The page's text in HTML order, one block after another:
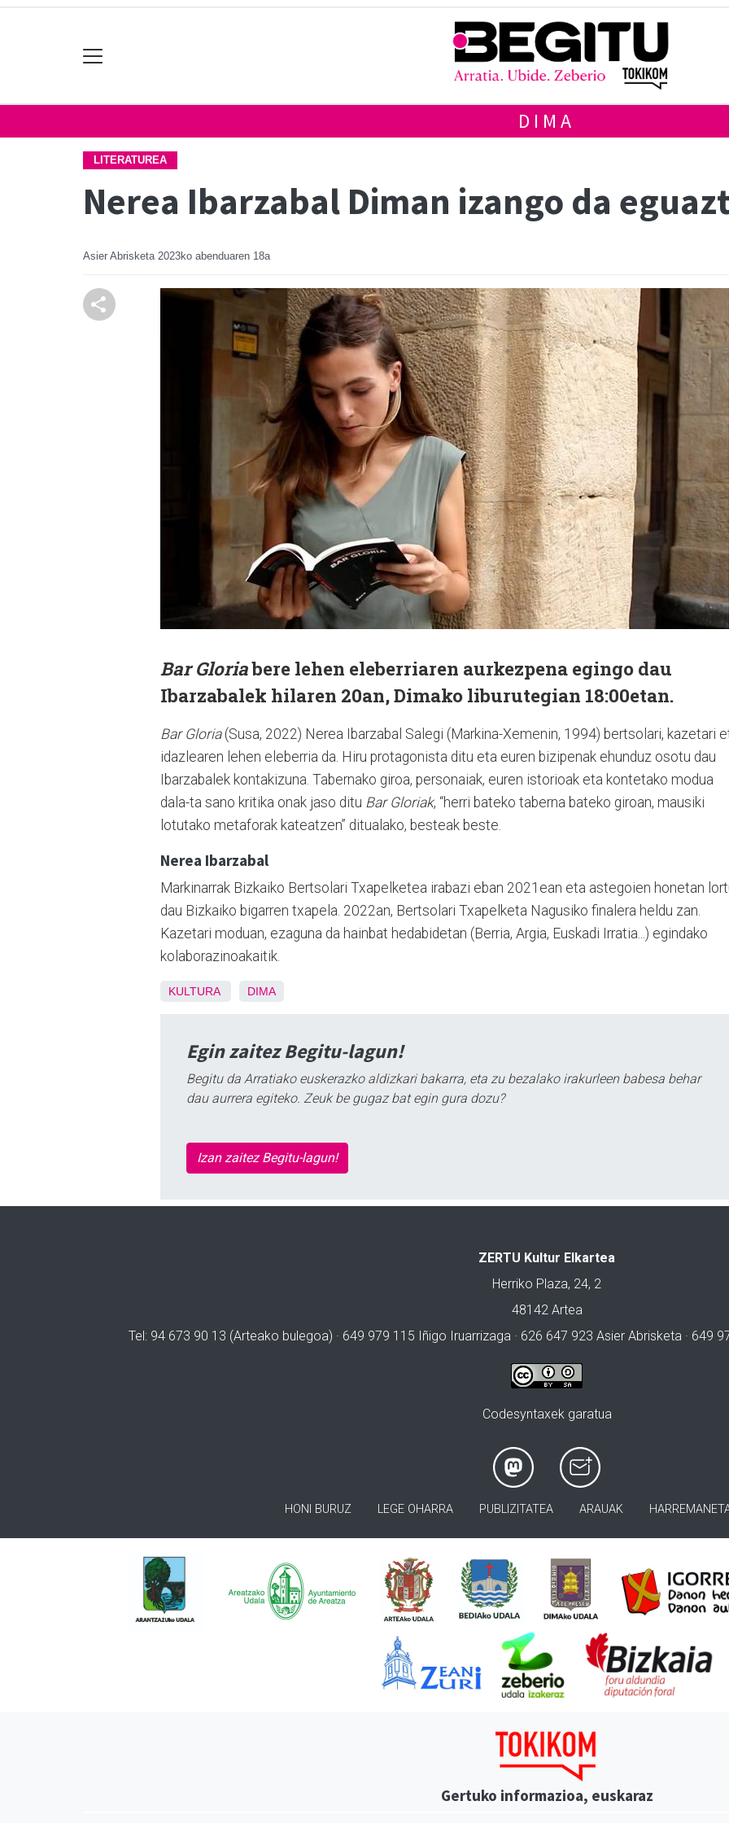
DIMA
LITERATUREA
Nerea Ibarzabal Diman izango da
Asier Abrisketa 2023ko abenduaren 18a
Bar Gloriabere lehen eleberriaren aurkezpena egingo dau
Ibarzabalek hilaren 20an, Dimako liburutegian 18:00etan.
Bar Gloria(Susa, 2022) Nerea Ibarzabal Salegi (Markina-Xemenin, 1994) bertsolari, kazetari
idazlearen lehen eleberria da. Hiru protagonista ditu eta euren bizipenak ehunduz osotu dau
Ibarzabalek kontakizuna. Tabernako giroa, personaiak, euren istorioak eta kontetako modua
dala-ta sano kritika onak jaso ditu Bar Gloriak, “herri bateko taberna bateko giroan, mausiki
lotutako metaforak kateatzen” ditualako, besteak beste.
Nerea Ibarzabal
Markinarrak Bizkaiko Bertsolari Txapelketea irabazi eban 2021ean eta astegoien honetan
dau Bizkaiko bigarren txapela. 2022an, Bertsolari Txapelketa Nagusiko finalera heldu zan.
Kazetari moduan, ezaguna da hainbat hedabidetan (Berria, Argia, Euskadi Irratia...) egindako
kolaborazinoakaitik.
KULTURA DIMA
Egin zaitez Begitu-lagun!
Begitu da Arratiako euskerazko aldizkari bakarra, eta zu bezalako irakurleen babesa behar
dau aurrera egiteko. Zeuk be gugaz bat egin gura dozu?
Izan zaitez Begitu-lagun!
ZERTU Kultur Elkartea
Herriko Plaza, 24, 2
48142 Artea
Tel: 94 673 90 13 (Arteako bulegoa) · 649 979 115 Iñigo Iruarrizaga · 626 647 923 Asier Abrisketa · 649
Codesyntaxek garatua
HONI BURUZ LEGE OHARRA PUBLIZITATEA ARAUAK
Gertuko informazioa, euskaraz